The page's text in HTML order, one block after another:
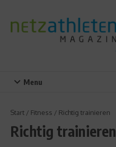
Menu
Start / Fitness / Richtig trainieren
Richtig trainieren